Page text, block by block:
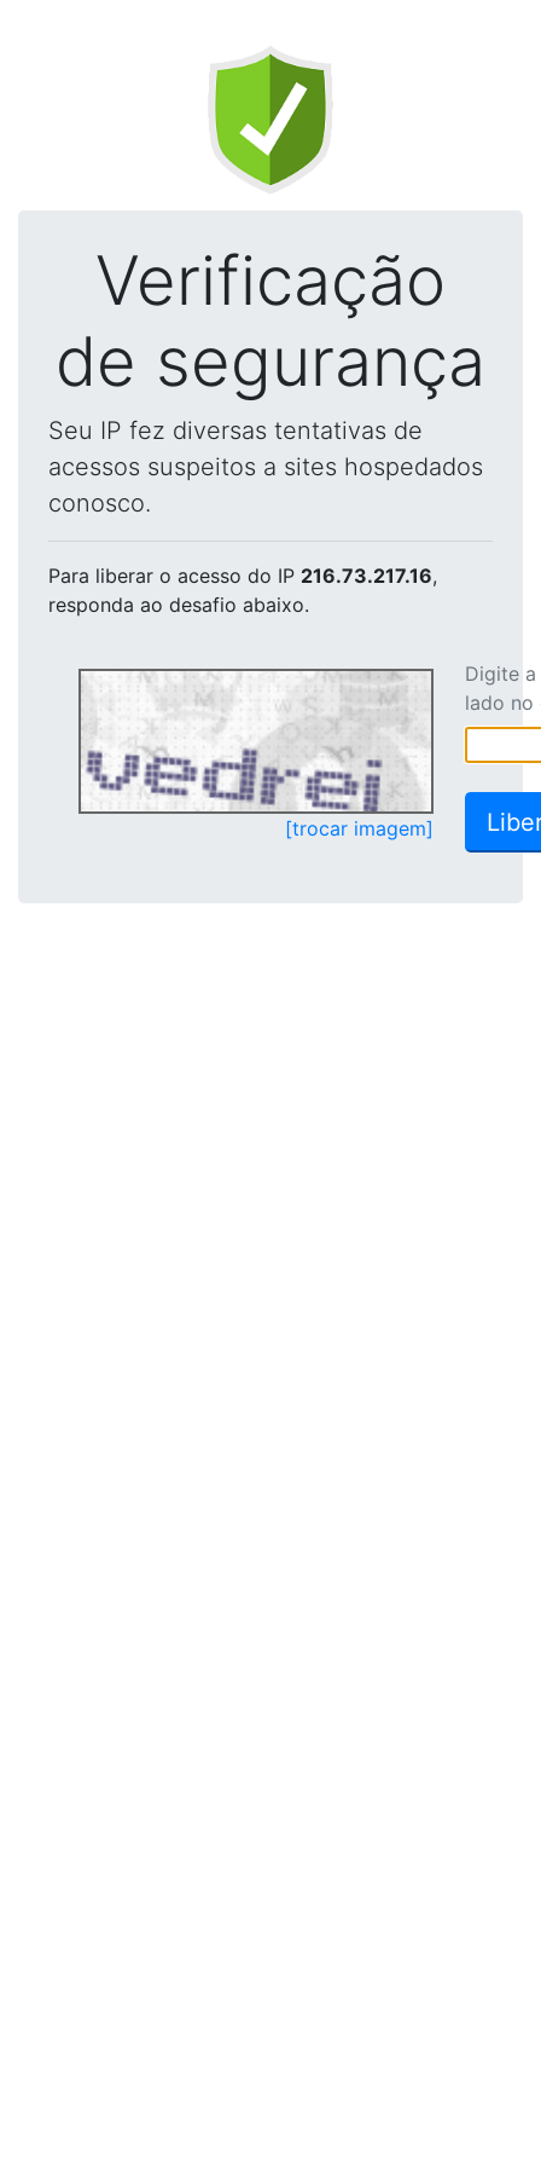
Verificação
de segurança
Seu IP fez diversas tentativas de
acessos suspeitos a sites hospedados
conosco.
Para liberar o acesso do IP 216.73.217.16,
responda ao desafio abaixo.
[trocar imagem]
Digite
lado no